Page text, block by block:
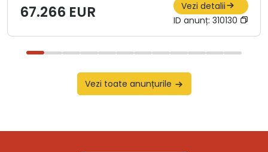
67.266 EUR
Vezi detalii
ID anunț: 310130
Vezi toate anunțurile